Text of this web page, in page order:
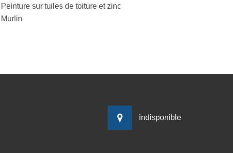
Peinture sur tuiles de toiture et zinc
Murlin
indisponible